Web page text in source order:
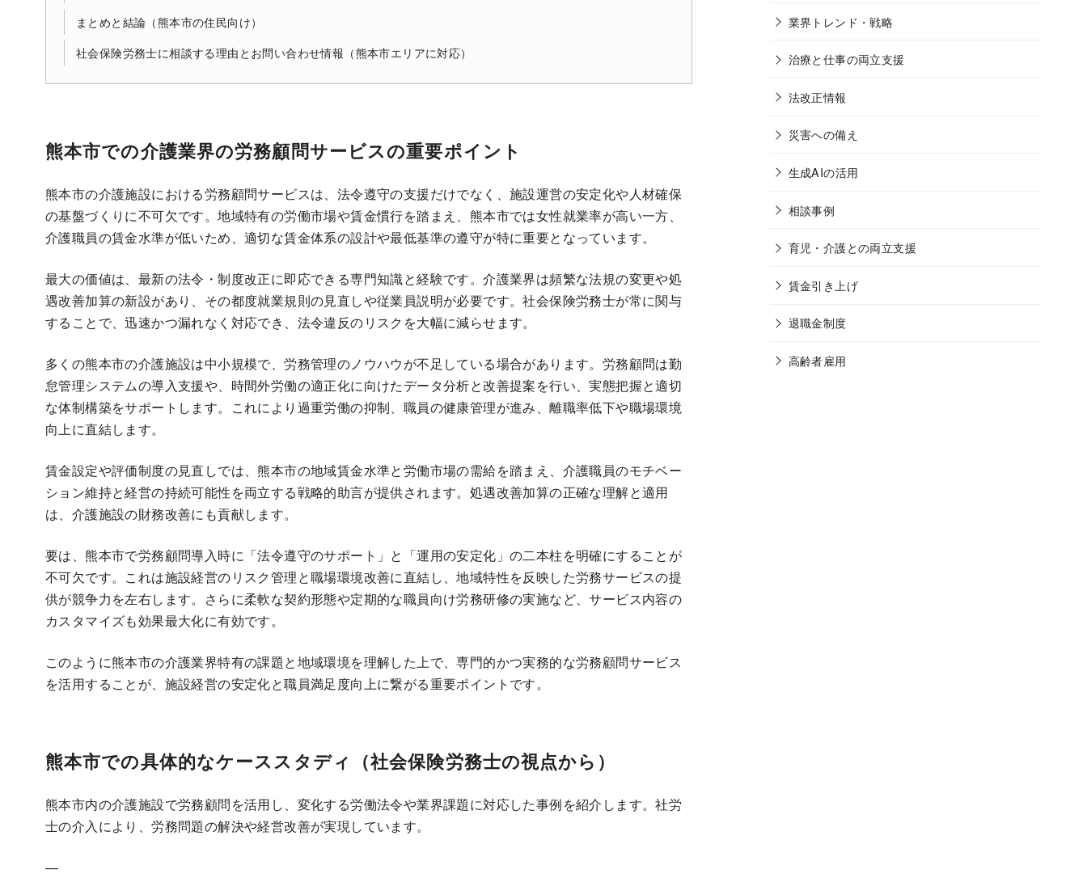
まとめと結論（熊本市の住民向け）
社会保険労務士に相談する理由とお問い合わせ情報（熊本市エリアに対応）
熊本市での介護業界の労務顧問サービスの重要ポイント
熊本市の介護施設における労務顧問サービスは、法令遵守の支援だけでなく、施設運営の安定化や人材確保
の基盤づくりに不可欠です。地域特有の労働市場や賃金慣行を踏まえ、熊本市では女性就業率が高い一方、
介護職員の賃金水準が低いため、適切な賃金体系の設計や最低基準の遵守が特に重要となっています。
最大の価値は、最新の法令・制度改正に即応できる専門知識と経験です。介護業界は頻繁な法規の変更や処
遇改善加算の新設があり、その都度就業規則の見直しや従業員説明が必要です。社会保険労務士が常に関与
することで、迅速かつ漏れなく対応でき、法令違反のリスクを大幅に減らせます。
多くの熊本市の介護施設は中小規模で、労務管理のノウハウが不足している場合があります。労務顧問は勤
怠管理システムの導入支援や、時間外労働の適正化に向けたデータ分析と改善提案を行い、実態把握と適切
な体制構築をサポートします。これにより過重労働の抑制、職員の健康管理が進み、離職率低下や職場環境
向上に直結します。
賃金設定や評価制度の見直しでは、熊本市の地域賃金水準と労働市場の需給を踏まえ、介護職員のモチベー
ション維持と経営の持続可能性を両立する戦略的助言が提供されます。処遇改善加算の正確な理解と適用
は、介護施設の財務改善にも貢献します。
要は、熊本市で労務顧問導入時に「法令遵守のサポート」と「運用の安定化」の二本柱を明確にすることが
不可欠です。これは施設経営のリスク管理と職場環境改善に直結し、地域特性を反映した労務サービスの提
供が競争力を左右します。さらに柔軟な契約形態や定期的な職員向け労務研修の実施など、サービス内容の
カスタマイズも効果最大化に有効です。
このように熊本市の介護業界特有の課題と地域環境を理解した上で、専門的かつ実務的な労務顧問サービス
を活用することが、施設経営の安定化と職員満足度向上に繋がる重要ポイントです。
熊本市での具体的なケーススタディ（社会保険労務士の視点から）
熊本市内の介護施設で労務顧問を活用し、変化する労働法令や業界課題に対応した事例を紹介します。社労
士の介入により、労務問題の解決や経営改善が実現しています。
—
業界トレンド・戦略
治療と仕事の両立支援
法改正情報
災害への備え
生成AIの活用
相談事例
育児・介護との両立支援
賃金引き上げ
退職金制度
高齢者雇用